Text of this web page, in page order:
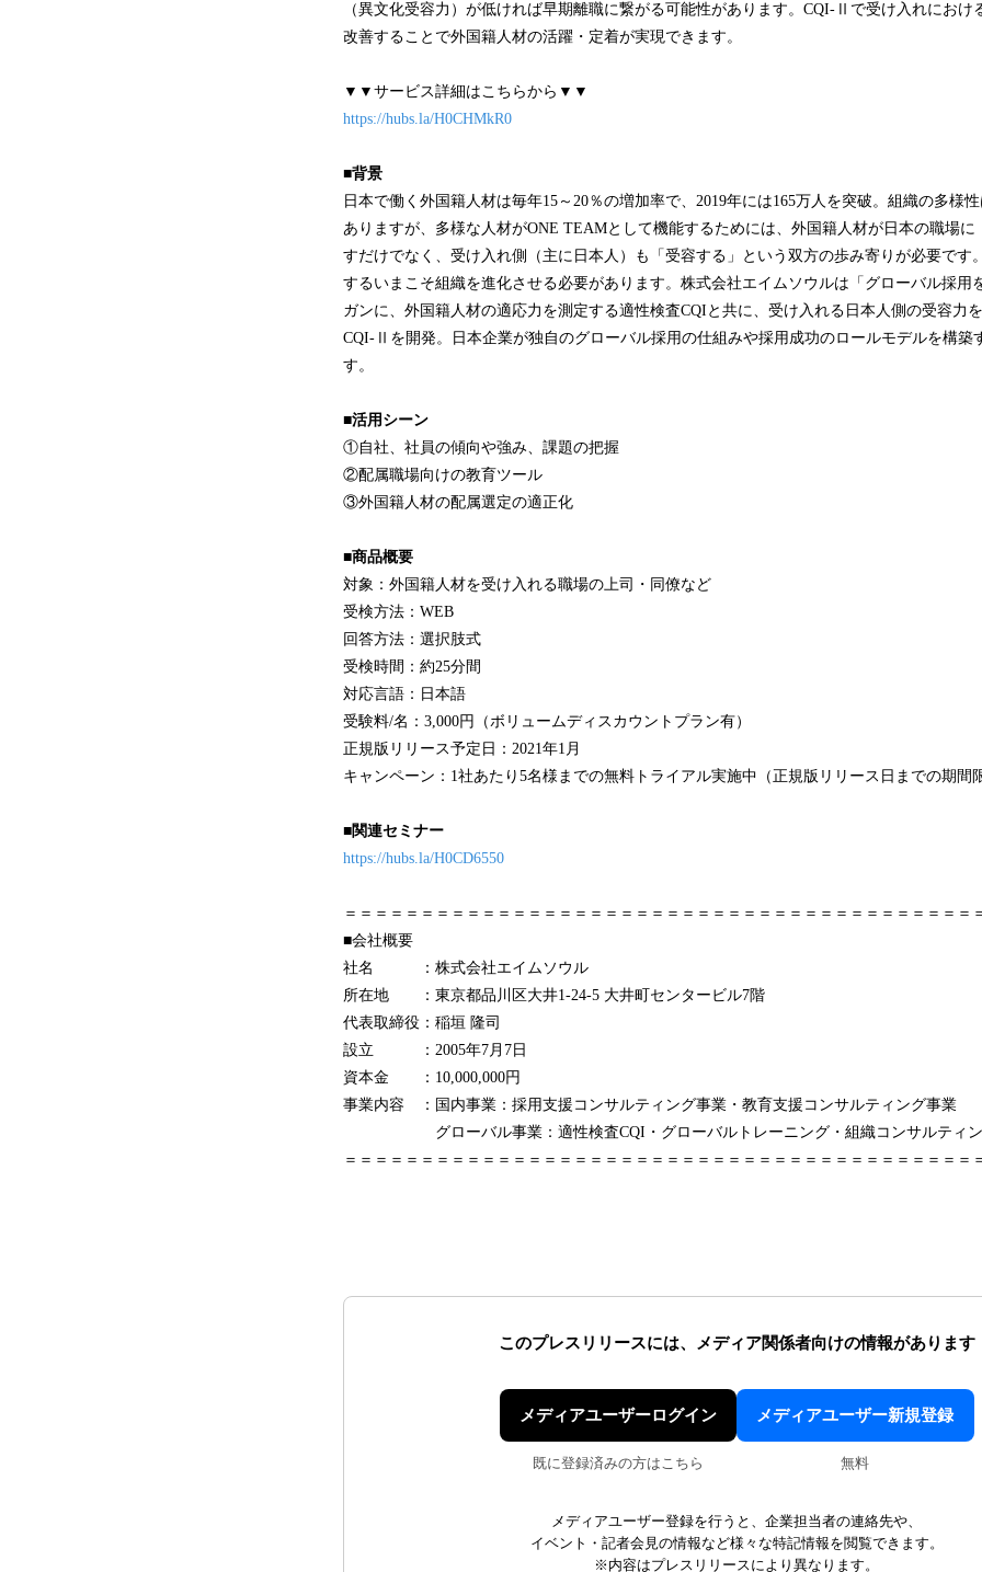
（異文化受容力）が低ければ早期離職に繋がる可能性があります。CQI-Ⅱで受け入れにおけ
改善することで外国籍人材の活躍・定着が実現できます。
▼▼サービス詳細はこちらから▼▼
https://hubs.la/H0CHMkR0
■背景
日本で働く外国籍人材は毎年15～20％の増加率で、2019年には165万人を突破。組織の多様
ありますが、多様な人材がONE TEAMとして機能するためには、外国籍人材が日本の職場に
すだけでなく、受け入れ側（主に日本人）も「受容する」という双方の歩み寄りが必要です
するいまこそ組織を進化させる必要があります。株式会社エイムソウルは「グローバル採用
ガンに、外国籍人材の適応力を測定する適性検査CQIと共に、受け入れる日本人側の受容力
CQI-Ⅱを開発。日本企業が独自のグローバル採用の仕組みや採用成功のロールモデルを構築
す。
■活用シーン
①自社、社員の傾向や強み、課題の把握
②配属職場向けの教育ツール
③外国籍人材の配属選定の適正化
■商品概要
対象：外国籍人材を受け入れる職場の上司・同僚など
受検方法：WEB
回答方法：選択肢式
受検時間：約25分間
対応言語：日本語
受験料/名：3,000円（ボリュームディスカウントプラン有）
正規版リリース予定日：2021年1月
キャンペーン：1社あたり5名様までの無料トライアル実施中（正規版リリース日までの期間
■関連セミナー
https://hubs.la/H0CD6550
＝＝＝＝＝＝＝＝＝＝＝＝＝＝＝＝＝＝＝＝＝＝＝＝＝＝＝＝＝＝＝＝＝＝＝＝＝＝＝＝＝
■会社概要
社名 ：株式会社エイムソウル
所在地 ：東京都品川区大井1-24-5 大井町センタービル7階
代表取締役：稲垣 隆司
設立 ：2005年7月7日
資本金 ：10,000,000円
事業内容 ：国内事業：採用支援コンサルティング事業・教育支援コンサルティング事業
グローバル事業：適性検査CQI・グローバルトレーニング・組織コンサルティ
＝＝＝＝＝＝＝＝＝＝＝＝＝＝＝＝＝＝＝＝＝＝＝＝＝＝＝＝＝＝＝＝＝＝＝＝＝＝＝＝＝
このプレスリリースには、 メディア関係者向けの情報があります
メディアユーザーログイン
既に登録済みの方はこちら
メディアユーザー新規登録
無料
メディアユーザー登録を行うと、企業担当者の連絡先や、
イベント・記者会見の情報など様々な特記情報を閲覧できます。
※内容はプレスリリースにより異なります。